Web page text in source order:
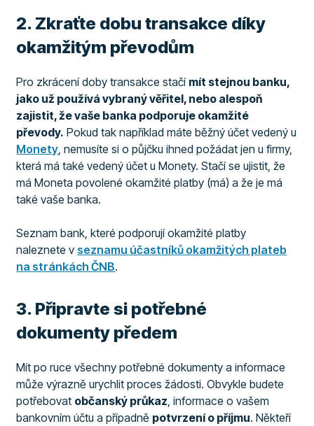
​2. Zkraťte dobu transakce díky
okamžitým převodům
Pro zkrácení doby transakce stačí mít stejnou banku,
jako už používá vybraný věřitel, nebo alespoň
zajistit, že vaše banka podporuje okamžité
převody. Pokud tak například máte běžný účet vedený u
Monety , nemusíte si o půjčku ihned požádat jen u firmy,
která má také vedený účet u Monety. Stačí se ujistit, že
má Moneta povolené okamžité platby (má) a že je má
také vaše banka.
Seznam bank, které podporují okamžité platby
naleznete v seznamu účastníků okamžitých plateb
na stránkách ČNB.
​3. Připravte si potřebné
dokumenty předem
Mít po ruce všechny potřebné dokumenty a informace
může výrazně urychlit proces žádosti. Obvykle budete
potřebovat občanský průkaz , informace o vašem
bankovním účtu a případně potvrzení o příjmu. Někteří